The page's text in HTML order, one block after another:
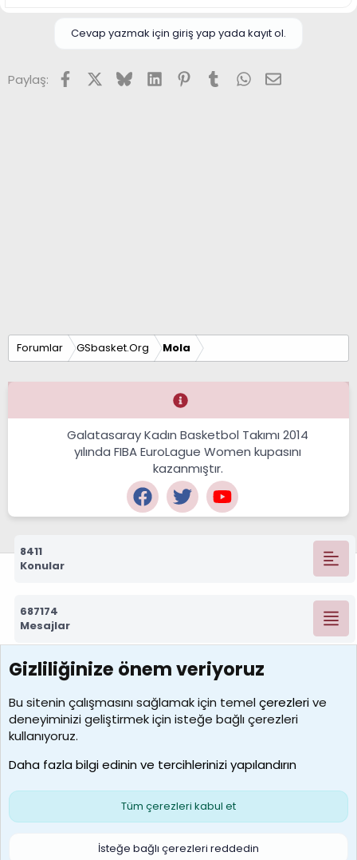
Cevap yazmak için giriş yap yada kayıt ol.
Paylaş: FacebookX (Twitter)
BlueskyLinkedInPinterest
TumblrWhatsApp
E-posta
Forumlar GSbasket.Org Mola
Galatasaray Kadın Basketbol Takımı 2014
yılında FIBA EuroLague Women kupasını
kazanmıştır.
8411
Konular
687174
Mesajlar
7388
Kullanıcılar
borabekirogluu
Son üye
Çerezler
S
Gizliliğinize önem veriyoruz
Bu sitenin çalışmasını sağlamak için temelçerezlerive
deneyiminizi geliştirmek için isteğe bağlı çerezleri
kullanıyoruz.
Daha fazla bilgi edinin ve tercihlerinizi yapılandırın
Tüm çerezleri kabul et
İsteğe bağlı çerezleri reddedin